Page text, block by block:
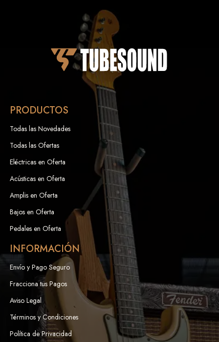
PRODUCTOS
Todas las Novedades
Todas las Ofertas
Eléctricas en Oferta
Acústicas en Oferta
Amplis en Oferta
Bajos en Oferta
Pedales en Oferta
INFORMACIÓN
Envío y Pago Seguro
Fracciona tus Pagos
Aviso Legal
Términos y Condiciones
Política de Privacidad